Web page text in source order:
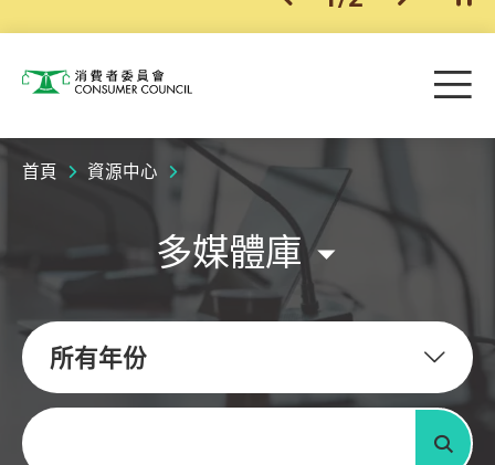
開
消費者委員會 目
首頁 資源中心
多媒體庫
所有年份
關鍵字
搜尋